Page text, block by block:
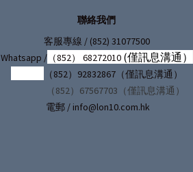
聯絡我們
客服專線 / (852) 31077500
Whatsapp /（852） 68272010 (僅訊息溝通）
（852）92832867（僅訊息溝通）
（852）67567703（僅訊息溝通）
電郵 / info@lon10.com.hk